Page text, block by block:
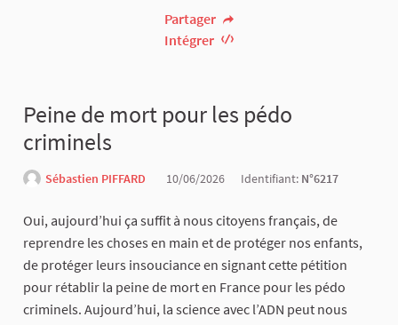
Partager
Intégrer
Peine de mort pour les pédo
criminels
Sébastien PIFFARD 10/06/2026 Identifiant: N°6217
Oui, aujourd’hui ça suffit à nous citoyens français, de
reprendre les choses en main et de protéger nos enfants,
de protéger leurs insouciance en signant cette pétition
pour rétablir la peine de mort en France pour les pédo
criminels. Aujourd’hui, la science avec l’ADN peut nous